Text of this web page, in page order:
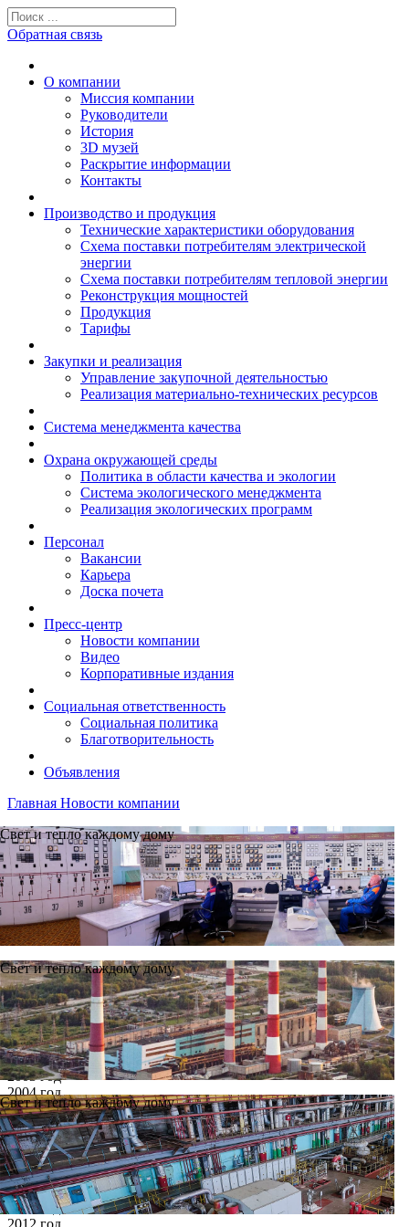
Обратная связь
О компании
Миссия компании
Руководители
История
3D музей
Раскрытие информации
Контакты
Производство и продукция
Технические характеристики оборудования
Схема поставки потребителям электрической
энергии
Схема поставки потребителям тепловой энергии
Реконструкция мощностей
Продукция
Тарифы
Закупки и реализация
Управление закупочной деятельностью
Реализация материально-технических ресурсов
Система менеджмента качества
Охрана окружающей среды
Политика в области качества и экологии
Система экологического менеджмента
Реализация экологических программ
Персонал
Вакансии
Карьера
Доска почета
Пресс-центр
Новости компании
Видео
Корпоративные издания
Социальная ответственность
Социальная политика
Благотворительность
Объявления
Главная Новости компании
Свет и тепло каждому дому
Свет и тепло каждому дому
Свет и тепло каждому дому
Новости
Архив
Все годы
2002 год
2003 год
2004 год
2005 год
2006 год
2007 год
2008 год
2009 год
2010 год
2011 год
2012 год